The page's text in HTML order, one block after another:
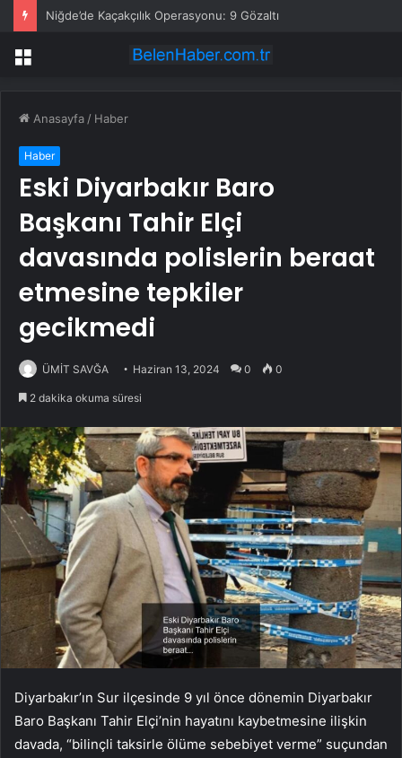
Niğde’de Kaçakçılık Operasyonu: 9 Gözaltı
Menü
Anasayfa / Haber
Haber
Eski Diyarbakır Baro
Başkanı Tahir Elçi
davasında polislerin beraat
etmesine tepkiler
gecikmedi
ÜMİT SAVĞA Haziran 13, 2024 0 0
2 dakika okuma süresi
Diyarbakır’ın Sur ilçesinde 9 yıl önce dönemin Diyarbakır
Baro Başkanı Tahir Elçi’nin hayatını kaybetmesine ilişkin
davada, “bilinçli taksirle ölüme sebebiyet verme” suçundan